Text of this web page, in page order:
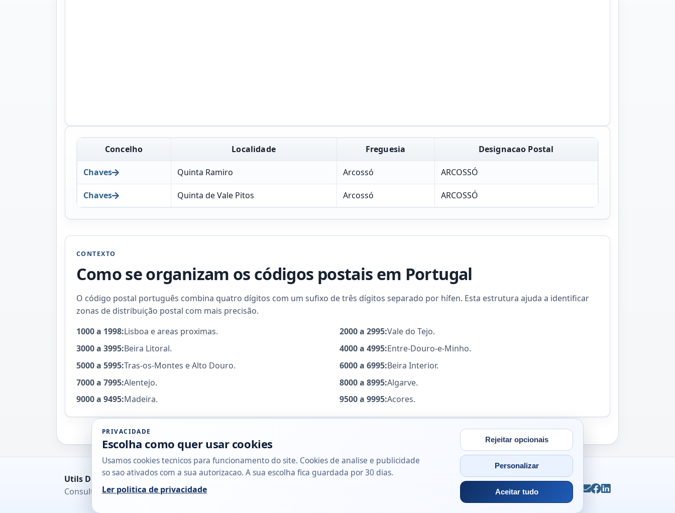
Concelho Localidade Freguesia Designacao Postal
Chaves Quinta Ramiro Arcossó ARCOSSÓ
Chaves Quinta de Vale Pitos Arcossó ARCOSSÓ
CONTEXTO
Como se organizam os códigos postais em Portugal
O código postal português combina quatro dígitos com um sufixo de três dígitos separado por hífen. Esta estrutura ajuda a identificar
zonas de distribuição postal com mais precisão.
1000 a 1998:Lisboa e areas proximas. 2000 a 2995:Vale do Tejo.
3000 a 3995:Beira Litoral. 4000 a 4995:Entre-Douro-e-Minho.
5000 a 5995:Tras-os-Montes e Alto Douro. 6000 a 6995:Beira Interior.
7000 a 7995:Alentejo. 8000 a 8995:Algarve.
9000 a 9495:Madeira. 9500 a 9995:Acores.
Utils DB
Consultas rapidas para cidadaos, empresas e profissionais em Portugal.
Contacto © 2026Antonio Campos EmailFacebook
PRIVACIDADE
Escolha como quer usar cookies
Usamos cookies tecnicos para funcionamento do site. Cookies de analise e publicidade
so sao ativados com a sua autorizacao. A sua escolha fica guardada por 30 dias.
Ler politica de privacidade
Rejeitar opcionais
Personalizar
Aceitar tudo